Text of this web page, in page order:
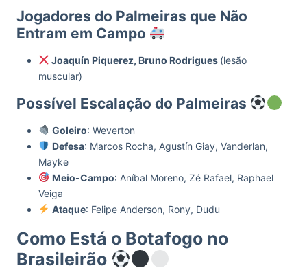
Jogadores do Palmeiras que Não
Entram em Campo
Joaquín Piquerez, Bruno Rodrigues (lesão
muscular)
Possível Escalação do Palmeiras
Goleiro: Weverton
Defesa: Marcos Rocha, Agustín Giay, Vanderlan,
Mayke
Meio-Campo: Aníbal Moreno, Zé Rafael, Raphael
Veiga
Ataque: Felipe Anderson, Rony, Dudu
Como Está o Botafogo no
Brasileirão